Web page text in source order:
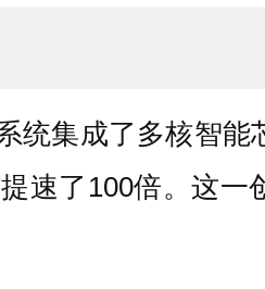
统集成了多核智能
速了100倍。这一